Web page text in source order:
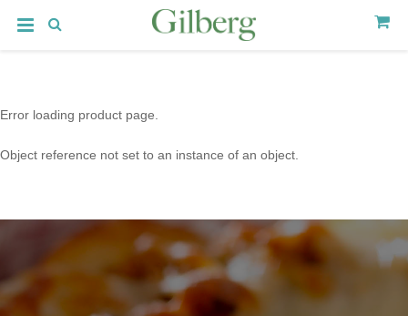
Error loading product page.
Object reference not set to an instance of an object.